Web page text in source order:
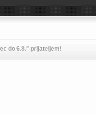
do 6.8." prijateljem!